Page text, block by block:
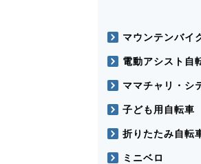
マウンテンバイ
電動アシスト自
ママチャリ・シ
子ども用自転車
折りたたみ自転
ミニベロ